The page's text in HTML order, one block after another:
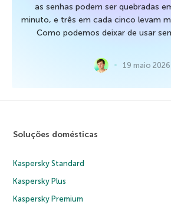
as senhas podem ser quebradas
minuto, e três em cada cinco levam
Como podemos deixar de usar
19 maio 2026
Soluções domésticas
Kaspersky Standard
Kaspersky Plus
Kaspersky Premium